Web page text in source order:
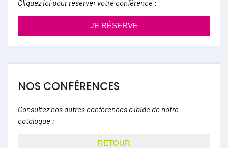
Cliquez ici pour réserver votre conférence :
JE RÉSERVE
NOS CONFÉRENCES
Consultez nos autres conférences à l'aide de notre
catalogue :
RETOUR